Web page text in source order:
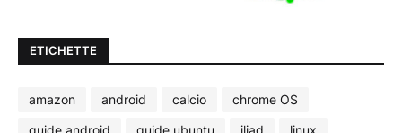
ETICHETTE
amazon android calcio
chrome OS